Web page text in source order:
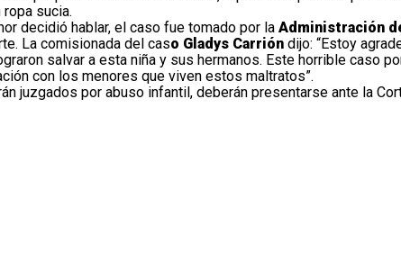
sucia.
decidió hablar, el caso fue tomado por la Administración
La comisionada del caso Gladys Carrión dijo: “Estoy
salvar a esta niña y sus hermanos. Este horrible caso
con los menores que viven estos maltratos”.
juzgados por abuso infantil, deberán presentarse ante la